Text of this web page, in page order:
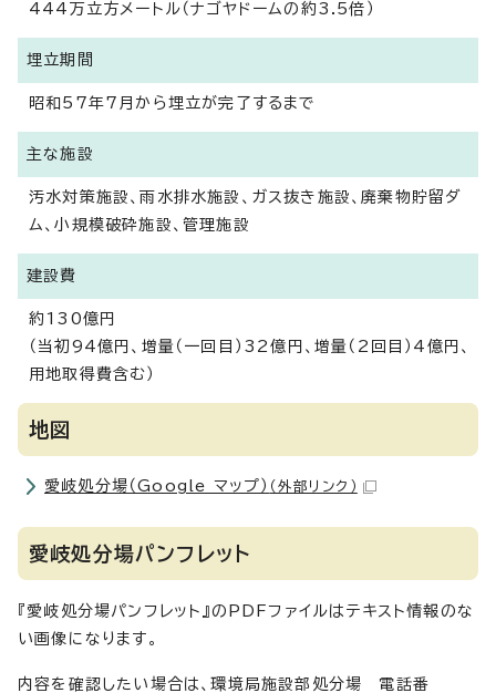
444万立方メートル（ナゴヤドームの約3.5倍）
埋立期間
昭和57年7月から埋立が完了するまで
主な施設
汚水対策施設、雨水排水施設、ガス抜き施設、廃棄物貯留ダ
ム、小規模破砕施設、管理施設
建設費
約130億円
（当初94億円、増量（一回目）32億円、増量（2回目）4億円、
用地取得費含む）
地図
愛岐処分場（Google マップ） （外部リンク）
愛岐処分場パンフレット
『愛岐処分場パンフレット』のPDFファイルはテキスト情報のな
い画像になります。
内容を確認したい場合は、環境局施設部処分場 電話番